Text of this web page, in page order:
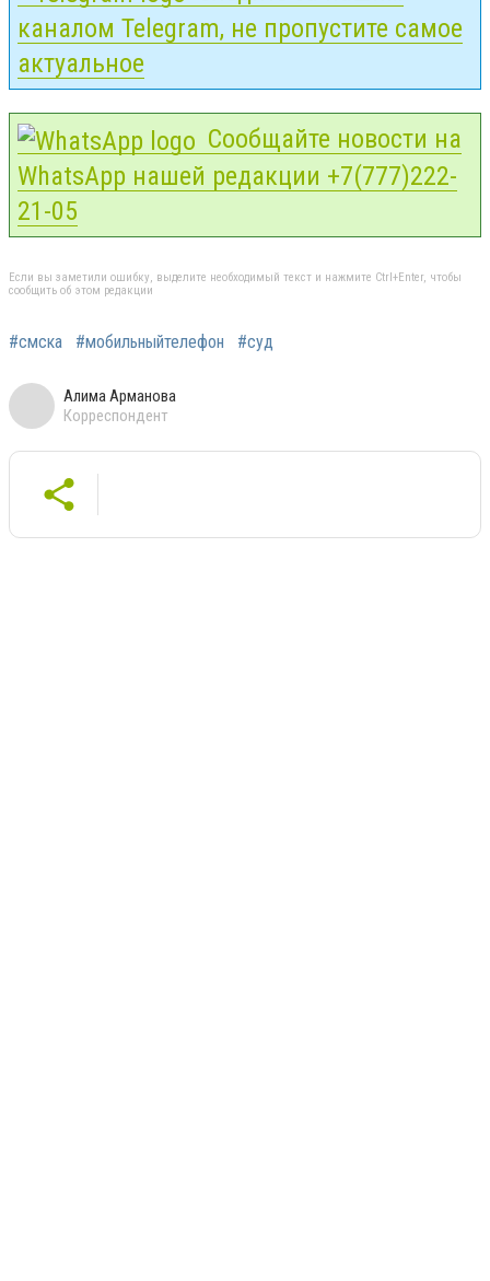
каналом Telegram, не пропустите самое
актуальное
Сообщайте новости на
WhatsApp нашей редакции +7(777)222-
21-05
Если вы заметили ошибку, выделите необходимый текст и нажмите Ctrl+Enter, чтобы
сообщить об этом редакции
#смска #мобильныйтелефон #суд
Алима Арманова
Корреспондент